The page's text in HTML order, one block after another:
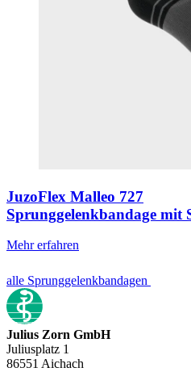
JuzoFlex Malleo 727
Sprunggelenkbandage mit
Mehr erfahren
alle Sprunggelenkbandagen
Julius Zorn GmbH
Juliusplatz 1
86551 Aichach